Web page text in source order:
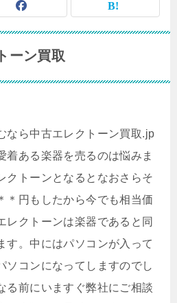
ーン買取
なら中古エレクトーン買取.jp
着ある楽器を売るのは悩みま
クトーンとなるとなおさらそ
＊円もしたから今でも相当価
レクトーンは楽器であると同
す。中にはパソコンが入って
ソコンになってしますのでし
る前にいますぐ弊社にご相談